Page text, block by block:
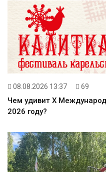
08.08.2026 13:37 69
Чем удивит X
2026 году?